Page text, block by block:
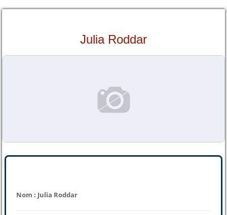
Julia Roddar
Nom : Julia Roddar